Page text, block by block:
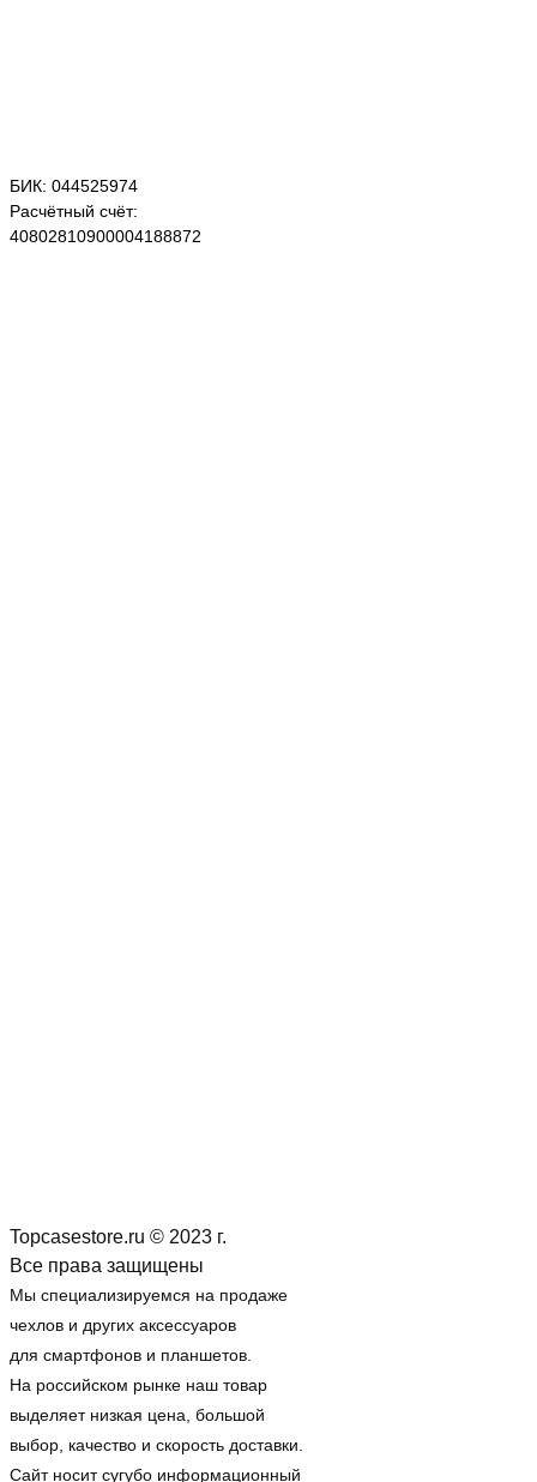
БИК: 044525974
Расчётный счёт:
40802810900004188872
Topcasestore.ru © 2023 г.
Все права защищены
Мы специализируемся на продаже
чехлов и других аксессуаров
для смартфонов и планшетов.
На российском рынке наш товар
выделяет низкая цена, большой
выбор, качество и скорость доставки.
Сайт носит сугубо информационный